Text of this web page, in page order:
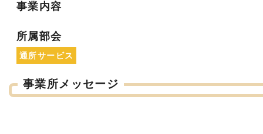
事業内容
所属部会
通所サービス
事業所メッセージ